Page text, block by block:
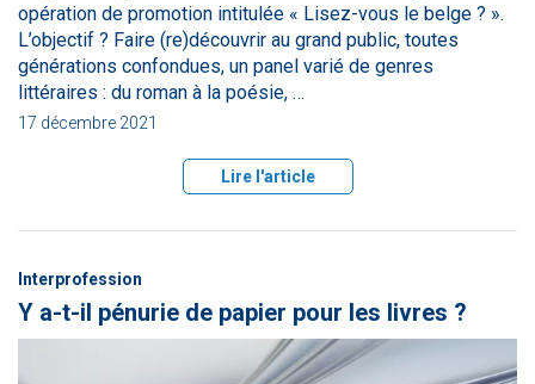
opération de promotion intitulée « Lisez-vous le belge ? ».
L’objectif ? Faire (re)découvrir au grand public, toutes
générations confondues, un panel varié de genres
littéraires : du roman à la poésie, …
17 décembre 2021
Lire l'article
Interprofession
Y a-t-il pénurie de papier pour les livres ?